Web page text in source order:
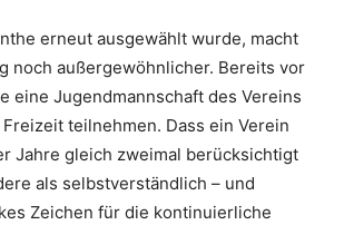
erneut ausgewählt wurde, macht
noch außergewöhnlicher. Bereits vor
eine Jugendmannschaft des Vereins
teilnehmen. Dass ein Verein
Jahre gleich zweimal berücksichtigt
als selbstverständlich – und
Zeichen für die kontinuierliche